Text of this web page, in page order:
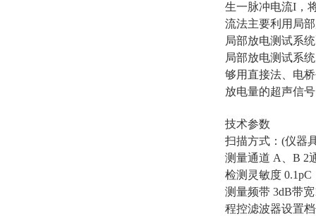
生一脉冲电流I，
流法主要利用局
局部放电测试系
局部放电测试系
够用直接法、电
放电量的超声信
技术参数
扫描方式：(仪器
测量通道 A、B 2
检测灵敏度 0.1pC
测量频带 3dB带
程控滤波器设置